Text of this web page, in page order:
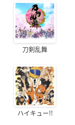
刀剣乱舞
ハイキュー!!